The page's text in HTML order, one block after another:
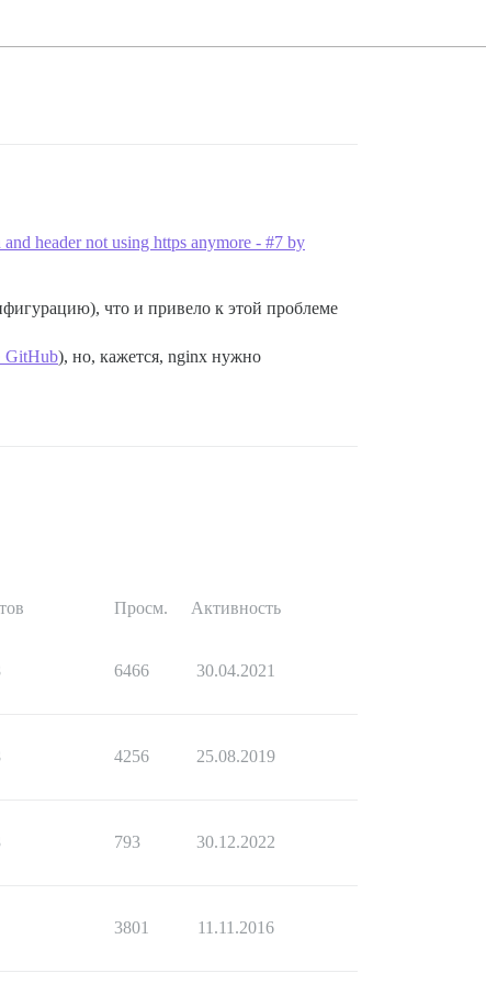
header not using https anymore - #7 by
что и привело к этой проблеме
GitHub), но, кажется, nginx нужно
Просм. Активность
6466 30.04.2021
4256 25.08.2019
793 30.12.2022
3801 11.11.2016